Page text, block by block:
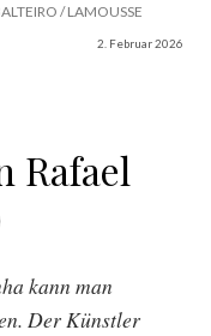
/ LAMOUSSE
2. Februar 2026
Rafael
kann man
Der Künstler